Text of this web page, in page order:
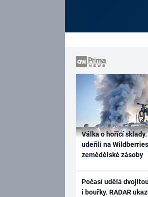
Válka o hořící
udeřili na
zemědělské zásoby
Počasí udělá
i bouřky. RADAR